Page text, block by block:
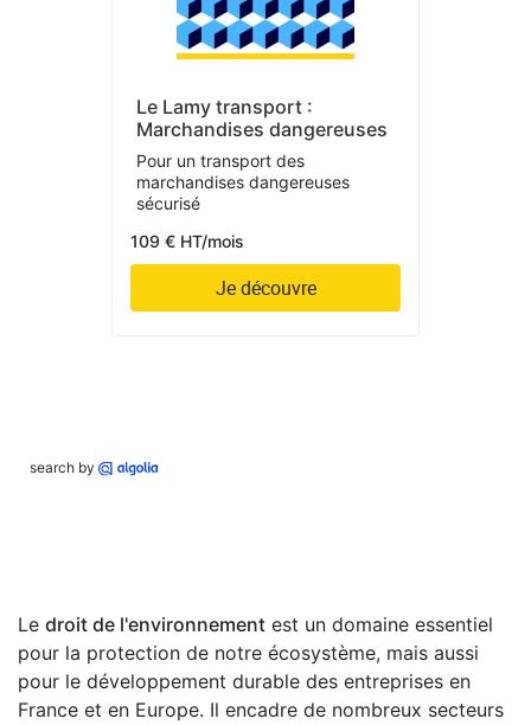
Le Lamy transport :
Marchandises dangereuses
Pour un transport des
marchandises dangereuses
sécurisé
109 € HT/mois
Je découvre
search by
Le droit de l'environnement est un domaine essentiel
pour la protection de notre écosystème, mais aussi
pour le développement durable des entreprises en
France et en Europe. Il encadre de nombreux secteurs